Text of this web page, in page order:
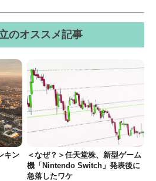
のオススメ記事
キン
＜なぜ？＞任天堂株、新型ゲーム
機「Nintendo Switch」発表後に
急落したワケ